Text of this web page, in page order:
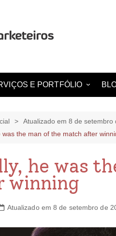
E PORTFÓLIO
Visual
de Vídeo
Atualizado em 8 de setembro
was the man of the match after
he was
winning
Atualizado em 8 de setembro de